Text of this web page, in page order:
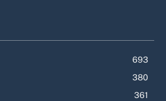
693
380
361